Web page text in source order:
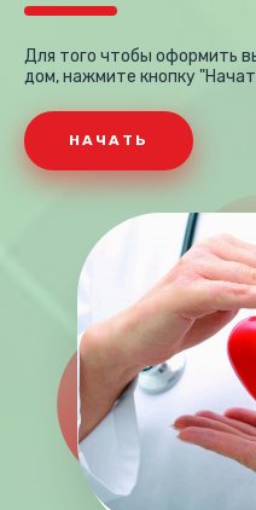
Для того чтобы оформить
дом, нажмите кнопку
НАЧАТЬ